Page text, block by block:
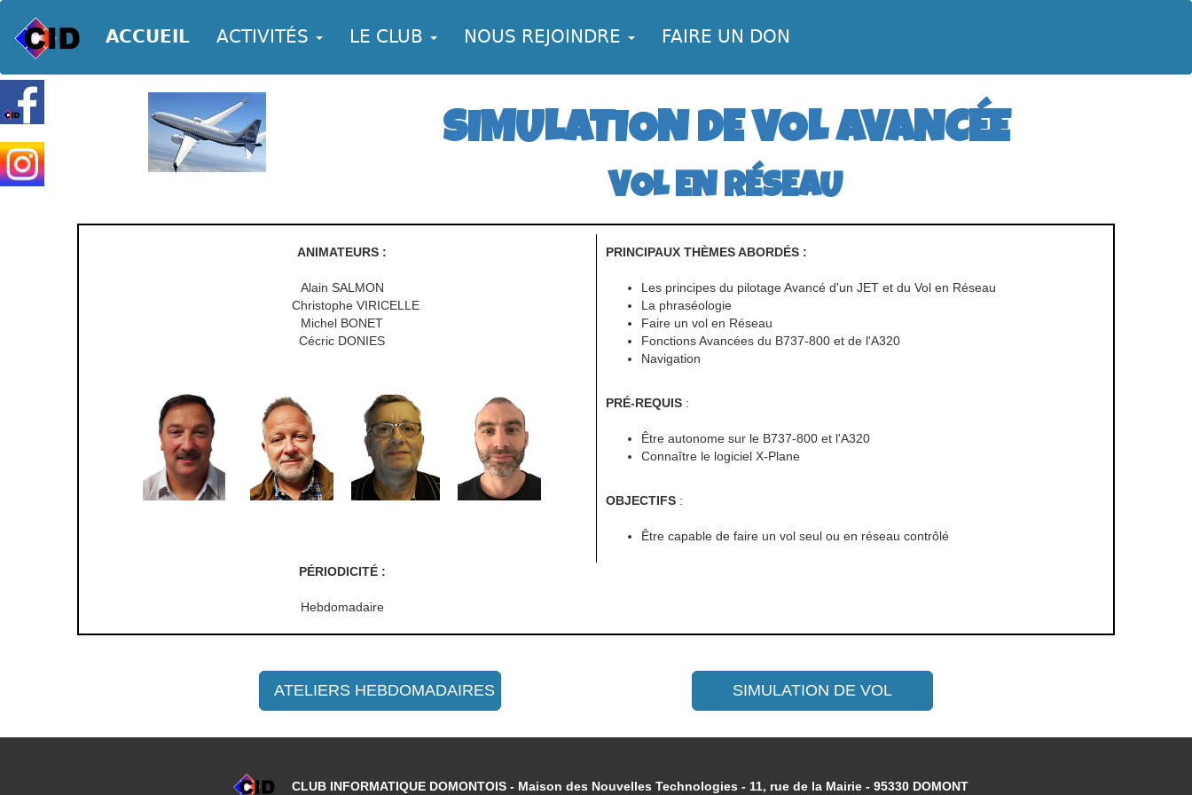
ACCUEIL ACTIVITÉS LE CLUB NOUS REJOINDRE FAIRE UN DON
SIMULATION DE VOL AVANCÉE
VOL EN RÉSEAU
ANIMATEURS :
Alain SALMON
Christophe VIRICELLE
Michel BONET
Cécric DONIES
PÉRIODICITÉ :
Hebdomadaire
PRINCIPAUX THÈMES ABORDÉS :
Les principes du pilotage Avancé d'un JET et du Vol en Réseau
La phraséologie
Faire un vol en Réseau
Fonctions Avancées du B737-800 et de l'A320
Navigation
PRÉ-REQUIS :
Être autonome sur le B737-800 et l'A320
Connaître le logiciel X-Plane
OBJECTIFS :
Être capable de faire un vol seul ou en réseau contrôlé
ATELIERS HEBDOMADAIRES SIMULATION DE VOL
CLUB INFORMATIQUE DOMONTOIS - Maison des Nouvelles Technologies - 11, rue de la Mairie - 95330 DOMONT